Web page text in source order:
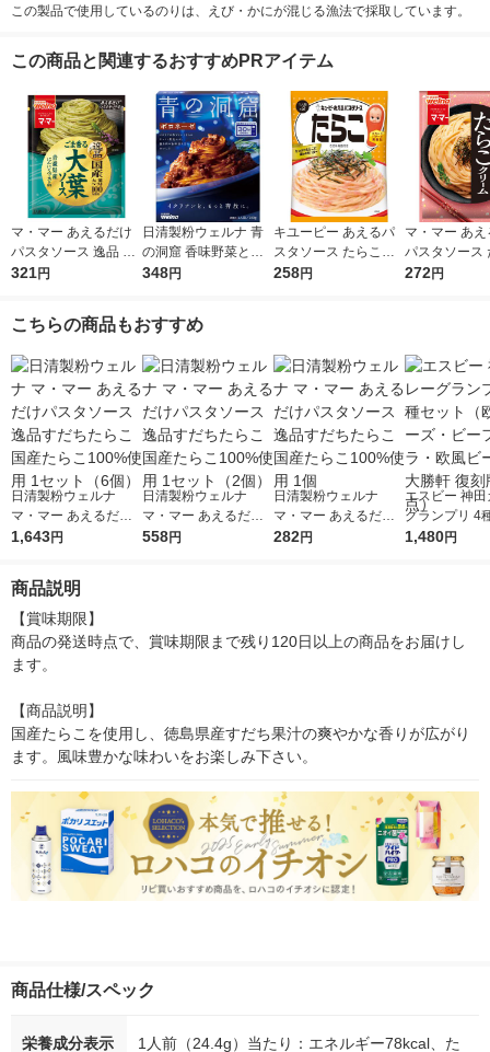
この製品で使用しているのりは、えび・かにが混じる漁法で採取しています。
この商品と関連するおすすめPRアイテム
マ・マー あえるだけ
パスタソース 逸品 ご
ま香る大葉ソース ＜1
321円
日清製粉ウェルナ 青
の洞窟 香味野菜とハ
ーブ引き立つボロネー
348円
キユーピー あえるパ
スタソース たらこ（1
人前×2）1個
258円
マ・マー あ
パスタソース
クリーム 生風
272円
こちらの商品もおすすめ
日清製粉ウェルナ
マ・マー あえるだけ
パスタソース 逸品す
（6個）
1,643円
日清製粉ウェルナ
マ・マー あえるだけ
パスタソース 逸品す
558円
日清製粉ウェルナ
マ・マー あえるだけ
パスタソース 逸品す
282円
エスビー 神
グランプリ 4
（欧風チーズ
1,480円
商品説明
【賞味期限】
商品の発送時点で、賞味期限まで残り120日以上の商品をお届けし
ます。
【商品説明】
国産たらこを使用し、徳島県産すだち果汁の爽やかな香りが広がり
ます。風味豊かな味わいをお楽しみ下さい。
商品仕様/スペック
栄養成分表示 1人前（24.4g）当たり：エネルギー78kcal、た